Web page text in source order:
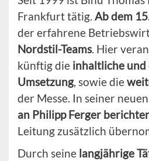
Frankfurt tätig. Ab dem
der erfahrene
Nordstil-Teams. Hier
künftig die inhaltliche
Umsetzung, sowie die
der Messe. In seiner
an Philipp Ferger
Leitung zusätzlich
Durch seine langjährige